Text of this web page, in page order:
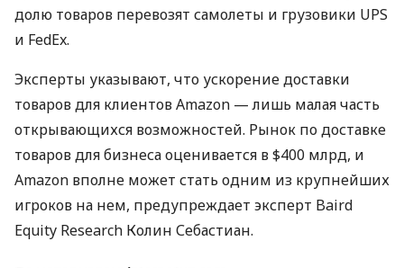
долю товаров перевозят самолеты и грузовики UPS
и FedEx.
Эксперты указывают, что ускорение доставки
товаров для клиентов Amazon — лишь малая часть
открывающихся возможностей. Рынок по доставке
товаров для бизнеса оценивается в $400 млрд, и
Amazon вполне может стать одним из крупнейших
игроков на нем, предупреждает эксперт Baird
Equity Research Колин Себастиан.